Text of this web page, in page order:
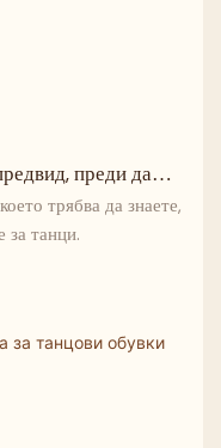
преди да
обувки
трябва да знаете,
за танци.